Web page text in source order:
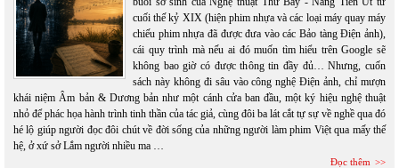
cuối thế kỷ XIX (hiện phim nhựa và các loại máy quay máy
chiếu phim nhựa đã được đưa vào các Bảo tàng Điện ảnh),
cái quy trình mà nếu ai đó muốn tìm hiểu trên Google sẽ
không bao giờ có được thông tin đầy đủ… Nhưng, cuốn
sách này không đi sâu vào công nghệ Điện ảnh, chỉ mượn
khái niệm Âm bản & Dương bản như một cánh cửa ban đầu, một ký hiệu nghệ thuật
nhỏ để phác họa hành trình tinh thần của tác giả, cùng đôi ba lát cắt tự sự về nghề qua đó
hé lộ giúp người đọc đôi chút về đời sống của những người làm phim Việt qua mấy thế
hệ, ở xứ sở Lắm người nhiều ma …
Đọc thêm